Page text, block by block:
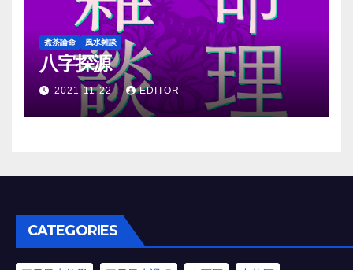
煮茶論命 風水雜談
八字探源
2021-11-22 EDITOR
CATEGORIES